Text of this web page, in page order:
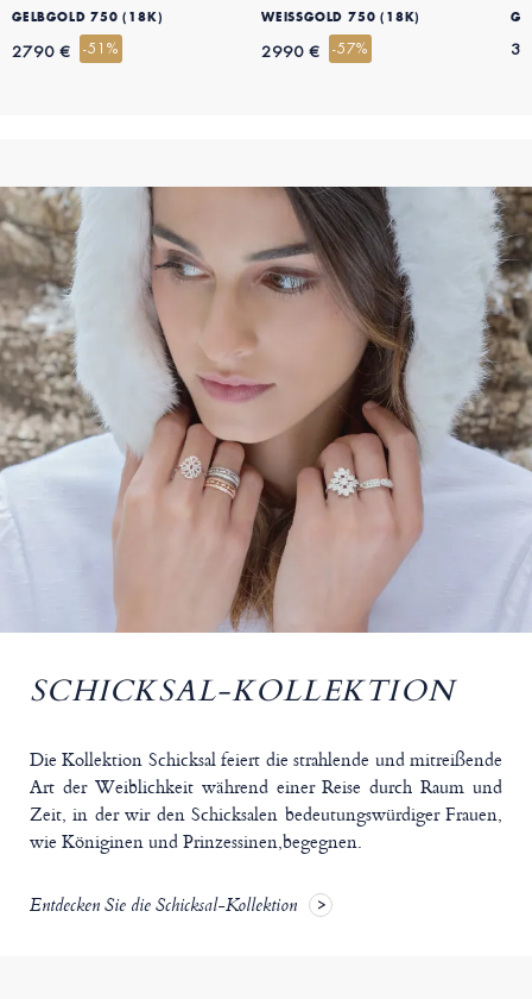
GELBGOLD 750 (18K)
2790 € -51%
WEISSGOLD 750 (18K)
2990 € -57%
SCHICKSAL-KOLLEKTION
Die Kollektion Schicksal feiert die strahlende und mitreißende
Art der Weiblichkeit während einer Reise durch Raum und
Zeit, in der wir den Schicksalen bedeutungswürdiger Frauen,
wie Königinen und Prinzessinen,begegnen.
Entdecken Sie die Schicksal-Kollektion